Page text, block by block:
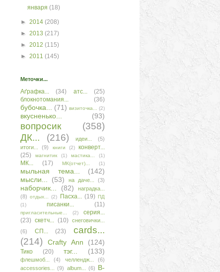
января(18)
► 2014 (208)
► 2013 (217)
► 2012 (115)
► 2011 (145)
Меточки...
Аґрафка... (34) атс...
(25)
блокнотомания...
(36)
бубочка... (71) визиточка... (2)
вкусненько... (93)
вопросик
(358)
ДК...
(216) идеи...
(5)
итоги...
(9) книги (2)
конверт...
(25)
магнитик (1) мастика... (1)
МК... (17) МК(отчет)... (1)
мыльная тема...
(142)
мысли...
(53) на даче... (3)
наборчик... (82)
наградка...
(8) отдых... (2) Пасха... (19) ПД
(1)
писанки... (11)
пригласительные... (2)
серия...
(23) скетч... (10) снеговички...
(6)
СП... (23)
сards...
(214)
Сrafty Аnn (124)
Тико (20) тэг... (133)
флешмоб... (4) челлендж...
(6)
accessories...
(9) album... (6) B-